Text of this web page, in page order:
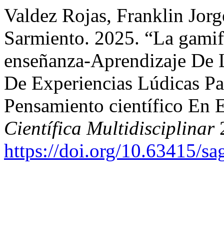
Valdez Rojas, Franklin
Sarmiento. 2025. “La
enseñanza-Aprendizaje
De Experiencias Lúdicas
Pensamiento científico En
Científica Multidisciplinar
https://doi.org/10.63415/